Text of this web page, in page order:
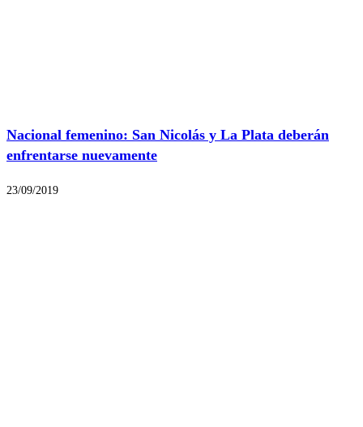
Nacional femenino: San Nicolás y La Plata deberán
enfrentarse nuevamente
23/09/2019